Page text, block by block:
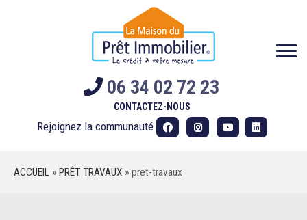
06 34 02 72 23
CONTACTEZ-NOUS
Rejoignez la communauté
ACCUEIL » PRÊT TRAVAUX » pret-travaux